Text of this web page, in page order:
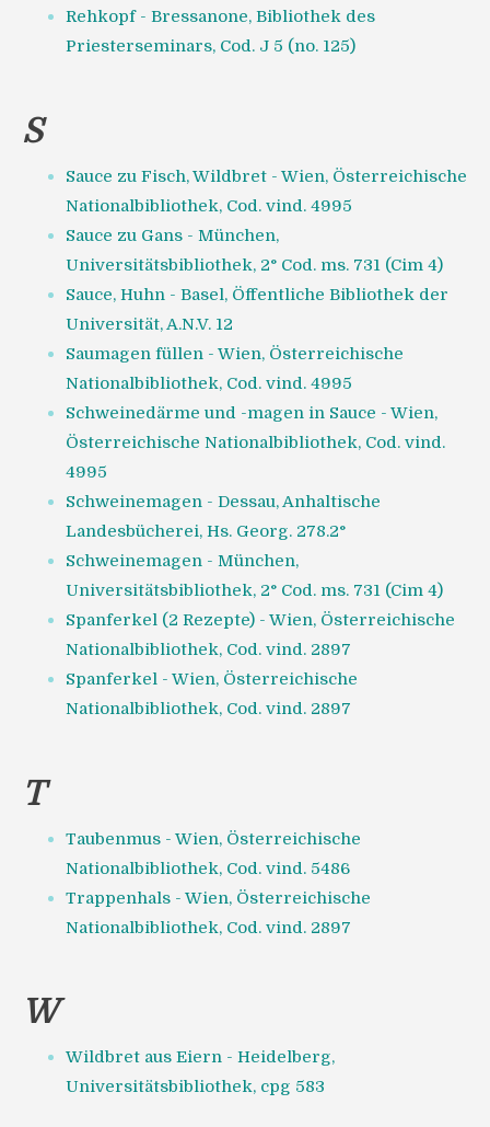
Rehkopf - Bressanone, Bibliothek des
Priesterseminars, Cod. J 5 (no. 125)
S
Sauce zu Fisch, Wildbret - Wien, Österreichische
Nationalbibliothek, Cod. vind. 4995
Sauce zu Gans - München,
Universitätsbibliothek, 2° Cod. ms. 731 (Cim 4)
Sauce, Huhn - Basel, Öffentliche Bibliothek der
Universität, A.N.V. 12
Saumagen füllen - Wien, Österreichische
Nationalbibliothek, Cod. vind. 4995
Schweinedärme und -magen in Sauce - Wien,
Österreichische Nationalbibliothek, Cod. vind.
4995
Schweinemagen - Dessau, Anhaltische
Landesbücherei, Hs. Georg. 278.2°
Schweinemagen - München,
Universitätsbibliothek, 2° Cod. ms. 731 (Cim 4)
Spanferkel (2 Rezepte) - Wien, Österreichische
Nationalbibliothek, Cod. vind. 2897
Spanferkel - Wien, Österreichische
Nationalbibliothek, Cod. vind. 2897
T
Taubenmus - Wien, Österreichische
Nationalbibliothek, Cod. vind. 5486
Trappenhals - Wien, Österreichische
Nationalbibliothek, Cod. vind. 2897
W
Wildbret aus Eiern - Heidelberg,
Universitätsbibliothek, cpg 583